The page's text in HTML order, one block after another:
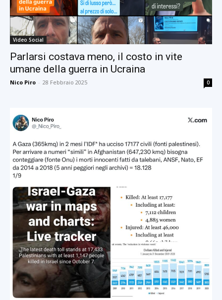
Video Social
Parlarsi costava meno, il costo in vite
umane della guerra in Ucraina
Nico Piro - 28 Febbraio 2025 0